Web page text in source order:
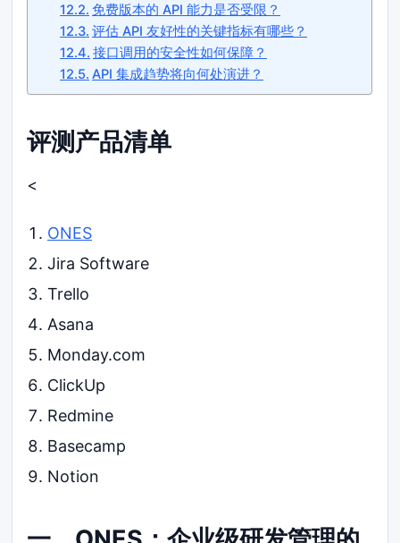
免费版本的 API 能力是否受限？
评估 API 友好性的关键指标有哪些？
接口调用的安全性如何保障？
API 集成趋势将向何处演进？
评测产品清单
<
ONES
Jira Software
Trello
Asana
Monday.com
ClickUp
Redmine
Basecamp
Notion